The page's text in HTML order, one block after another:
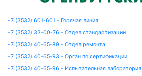
+7 (3532) 601-601 - Горячая линия
+7 (3532) 33-00-76 - Отдел стандартизации
+7 (3532) 40-65-89 - Отдел ремонта
+7 (3532) 40-65-93 - Орган по сертификации
+7 (3532) 40-65-96 - Испытательная лаборатория